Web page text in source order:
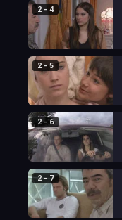
2 - 4
2 - 5
2 - 6
2 - 7